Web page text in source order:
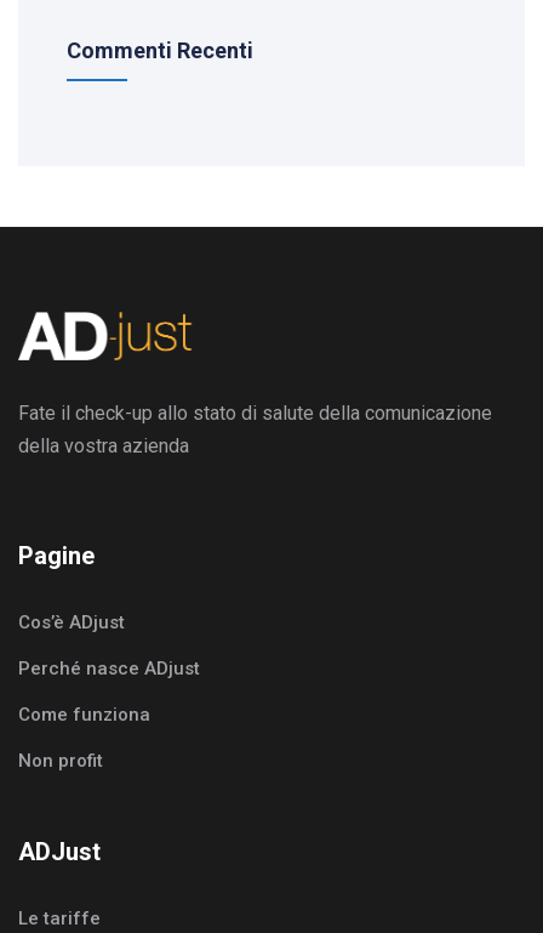
Commenti Recenti
Fate il check-up allo stato di salute della comunicazione
della vostra azienda
Pagine
Cos’è ADjust
Perché nasce ADjust
Come funziona
Non profit
ADJust
Le tariffe